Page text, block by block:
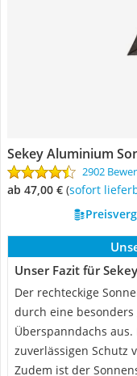
Sekey Aluminium
2902
ab 47,00 € ( Sofort
Unser Fazit für
Der rechteckige
durch eine
Überspanndachs
zuverlässigen Schutz
Zudem ist der